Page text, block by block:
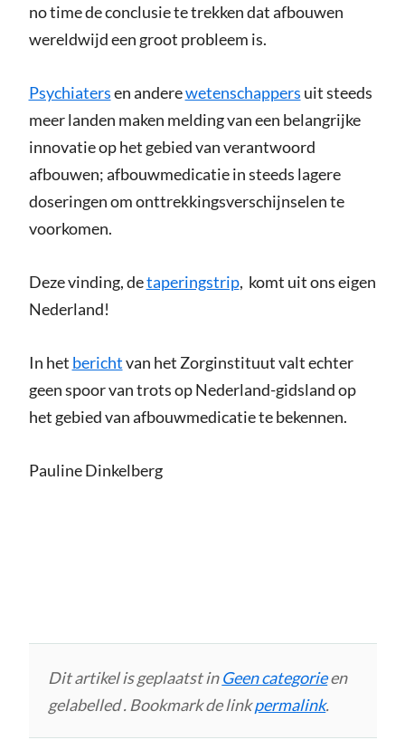
no time de conclusie te trekken dat afbouwen
wereldwijd een groot probleem is.
Psychiatersen anderewetenschappers uit steeds
meer landen maken melding van een belangrijke
innovatie op het gebied van verantwoord
afbouwen; afbouwmedicatie in steeds lagere
doseringen om onttrekkingsverschijnselen te
voorkomen.
Deze vinding, detaperingstrip, komt uit ons eigen
Nederland!
In het berichtvan het Zorginstituut valt echter
geen spoor van trots op Nederland-gidsland op
het gebied van afbouwmedicatie te bekennen.
Pauline Dinkelberg
Dit artikel is geplaatst inGeen categorieen
gelabelled . Bookmark de linkpermalink.